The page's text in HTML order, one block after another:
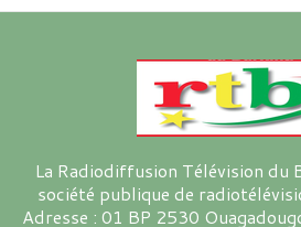
La Radiodiffusion Télévision du
société publique de
Adresse : 01 BP 2530